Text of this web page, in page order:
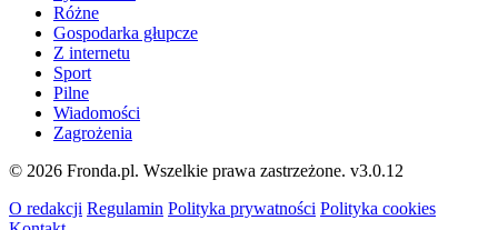
Różne
Gospodarka głupcze
Z internetu
Sport
Pilne
Wiadomości
Zagrożenia
© 2026 Fronda.pl. Wszelkie prawa zastrzeżone. v3.0.12
O redakcji Regulamin Polityka prywatności Polityka cookies